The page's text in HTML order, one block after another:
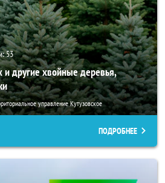
53
другие хвойные деревья,
управление Кутузовское
ПОДРОБНЕЕ